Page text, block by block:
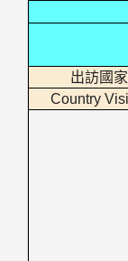
出訪國家
Country